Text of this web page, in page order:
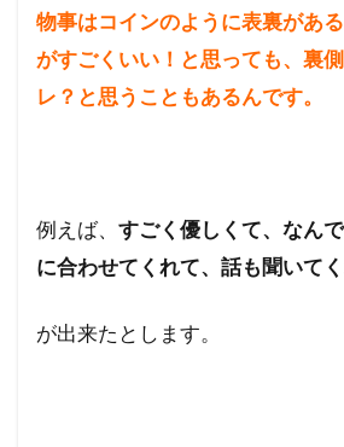
物事はコインのように表裏があ
がすごくいい！と思っても、裏
レ？と思うこともあるんです。
例えば、 すごく優しくて、なん
に合わせてくれて、話も聞いてく
が出来たとします。